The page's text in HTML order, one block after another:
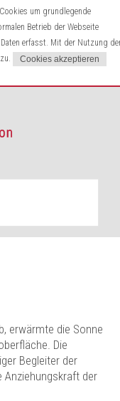
um grundlegende
Betrieb der Webseite
erfasst. Mit der Nutzung
erwärmte die Sonne
Die
Begleiter der
Anziehungskraft der